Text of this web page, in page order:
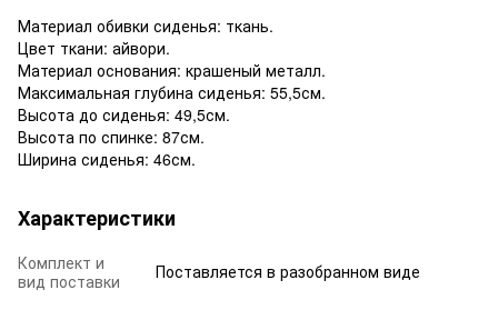
Материал обивки сиденья: ткань.
Цвет ткани: айвори.
Материал основания: крашеный металл.
Максимальная глубина сиденья: 55,5см.
Высота до сиденья: 49,5см.
Высота по спинке: 87см.
Ширина сиденья: 46см.
Характеристики
Комплект и
вид поставки
Поставляется в разобранном виде